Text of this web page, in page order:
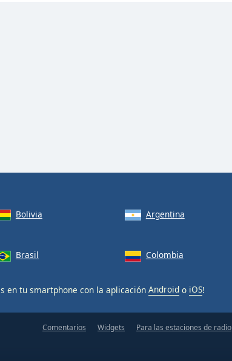
Bolivia Argentina
Brasil Colombia
en tu smartphone con la aplicación Android o iOS!
Comentarios Widgets Para las estaciones de radio